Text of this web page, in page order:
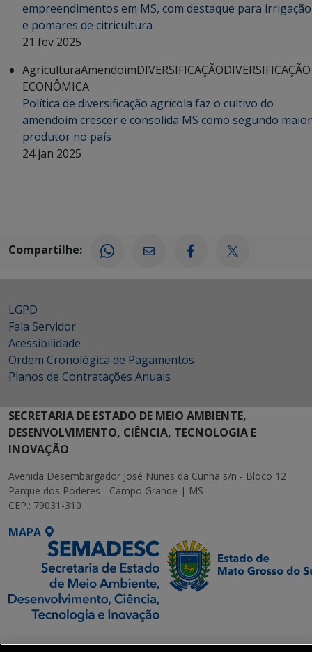
empreendimentos em MS, com destaque para irrigação
e pomares de citricultura
21 fev 2025
AgriculturaAmendoimDIVERSIFICAÇÃODIVERSIFICAÇÃO
ECONÔMICA
Política de diversificação agrícola faz o cultivo do
amendoim crescer e consolida MS como segundo maior
produtor no país
24 jan 2025
Compartilhe:
LGPD
Fala Servidor
Acessibilidade
Ordem Cronológica de Pagamentos
Planos de Contratações Anuais
SECRETARIA DE ESTADO DE MEIO AMBIENTE,
DESENVOLVIMENTO, CIÊNCIA, TECNOLOGIA E
INOVAÇÃO
Avenida Desembargador José Nunes da Cunha s/n - Bloco 12
Parque dos Poderes - Campo Grande | MS
CEP.: 79031-310
MAPA